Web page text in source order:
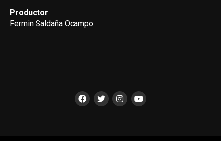
Productor
Fermin Saldaña Ocampo